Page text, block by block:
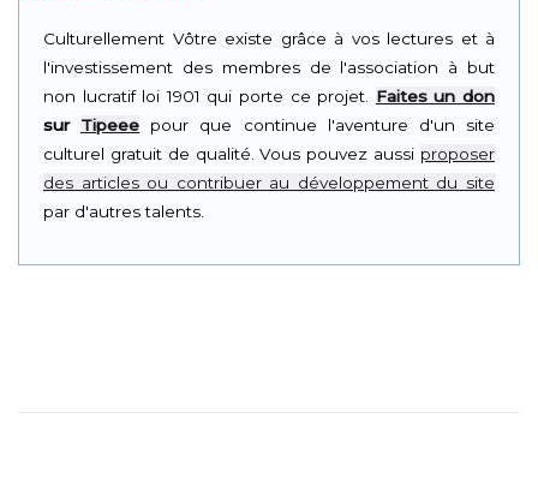
Culturellement Vôtre existe grâce à vos lectures et à
l'investissement des membres de l'association à but
non lucratif loi 1901 qui porte ce projet. Faites un don
sur Tipeee pour que continue l'aventure d'un site
culturel gratuit de qualité. Vous pouvez aussi proposer
des articles ou contribuer au développement du site
par d'autres talents.